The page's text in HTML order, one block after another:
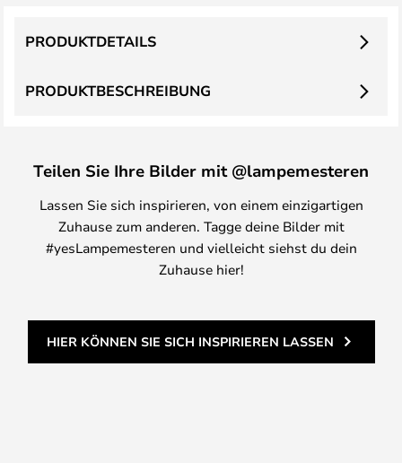
PRODUKTBESCHREIBUNG
PRODUKTDETAILS
Teilen Sie Ihre Bilder mit @lampemesteren
Lassen Sie sich inspirieren, von einem einzigartigen
Zuhause zum anderen. Tagge deine Bilder mit
#yesLampemesteren und vielleicht siehst du dein
Zuhause hier!
HIER KÖNNEN SIE SICH INSPIRIEREN LASSEN